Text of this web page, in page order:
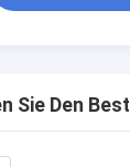
Sie Den